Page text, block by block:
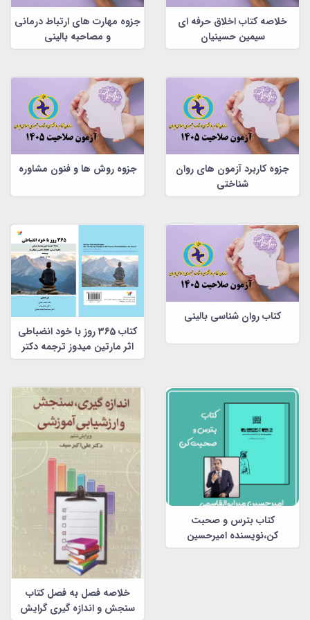
خلاصه کتاب اخلاق حرفه ای
سیمین حسینیان
جزوه مهارت های ارتباط درمانی
و مصاحبه بالینی
جزوه کاربرد آزمون های روان
شناختی
جزوه روش ها و فنون مشاوره
کتاب روان شناسی بالینی
کتاب 365 روز با خود انضباطی
اثر مارتین میدوز ترجمه دکتر
محمد جلالی، دکتر رضا برومند،
سماوی(فایل پی دی اف)
کتاب بترس و صحبت
کن،نویسنده امیرحسین
میرابوالقاسم
خلاصه فصل به فصل کتاب
سنجش و اندازه گیری گرایش